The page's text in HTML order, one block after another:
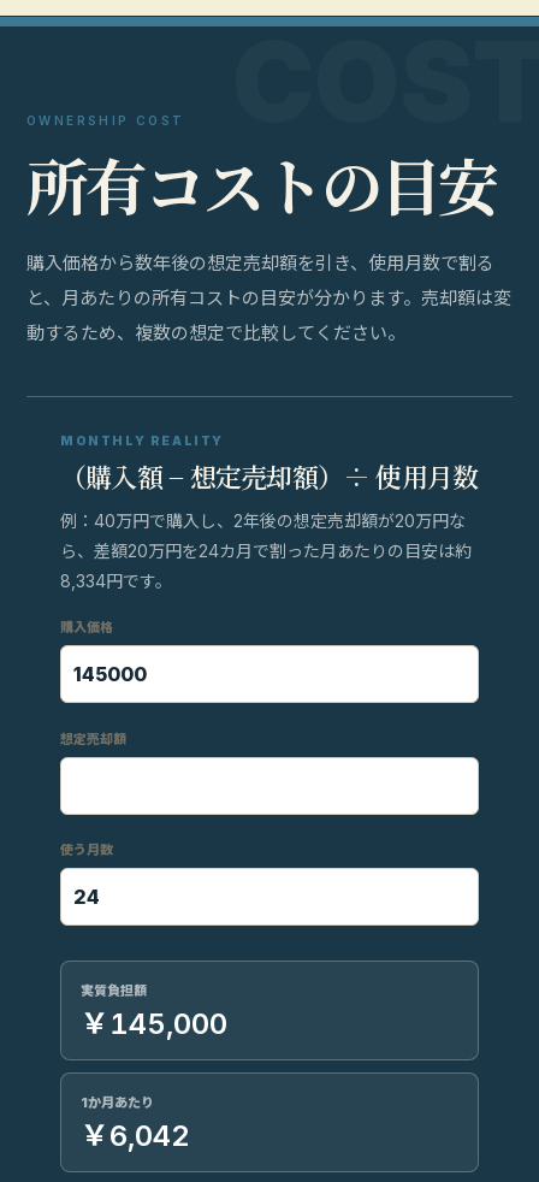
OWNERSHIP COST
所有コス トの目安
購入価格から数年後の想定売却額を引き、使用月数で割る
と、月あたりの所有コストの目安が分かります。売却額は変
動するため、複数の想定で比較してください。
MONTHLY REALITY
（購入額 − 想定売却額）÷ 使用月数
例：40万円で購入し、2年後の想定売却額が20万円な
ら、差額20万円を24カ月で割った月あたりの目安は約
8,334円です。
購入価格
想定売却額
使う月数
実質負担額
￥145,000
1か月あたり
￥6,042